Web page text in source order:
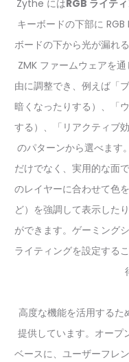
Zythe にはRGB ライテ
キーボードの下部に
ボードの下から光が漏れ
ZMK ファームウェアを
由に調整でき、例えば「
暗くなったりする）、「
する）、「リアクティブ
のパターンから選べます
だけでなく、実用的な面
のレイヤーに合わせて色
ど）を強調して表示した
ができます。ゲーミング
ライティングを設定する
高度な機能を活用する
提供しています。オープ
ベースに、ユーザーフレ